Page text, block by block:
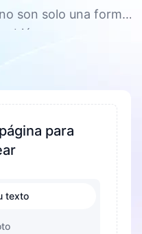
son solo una forma
una
el desarrollo
fomentar la
Durante el proceso
mano
finas de los niños.
manera de
niños a relajarse.
el
sentido estético.
de cinnamoroll
para
texto